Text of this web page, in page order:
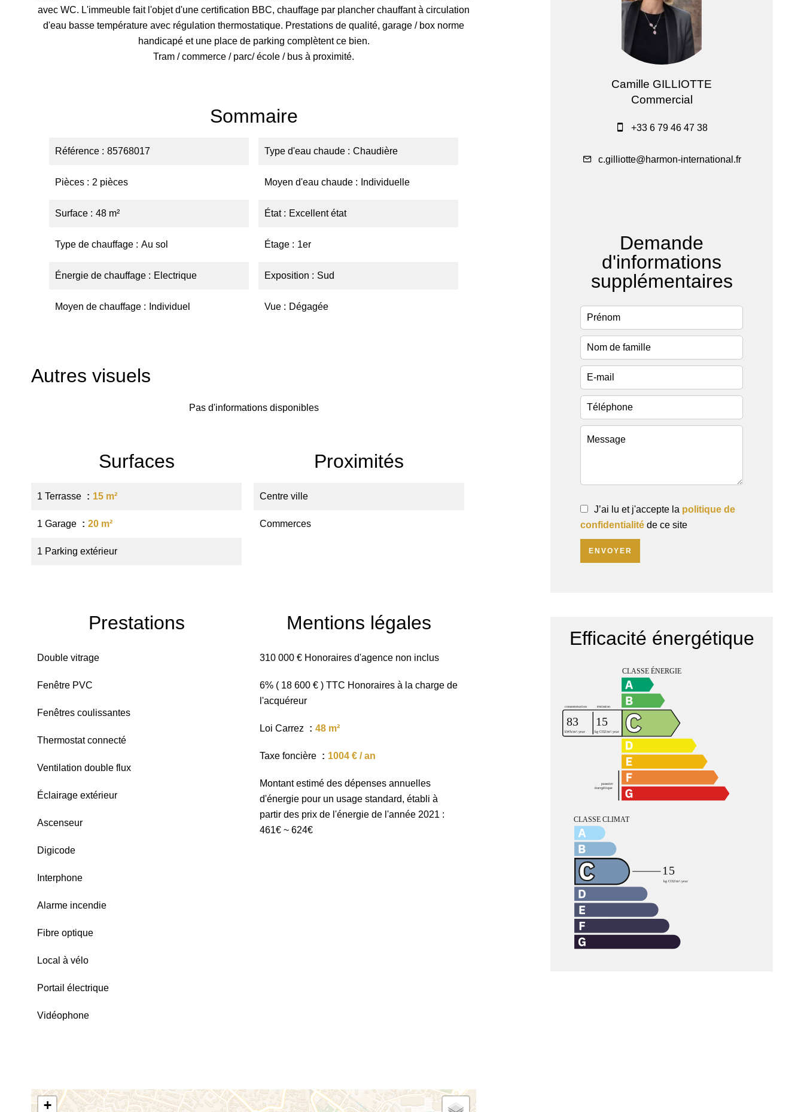
avec WC. L'immeuble fait l'objet d'une certification BBC, chauffage par plancher chauffant à circulation
d'eau basse température avec régulation thermostatique. Prestations de qualité, garage / box norme
handicapé et une place de parking complètent ce bien.
Tram / commerce / parc/ école / bus à proximité.
Sommaire
Référence 85768017
Pièces 2 pièces
Surface 48 m²
Type de chauffage Au sol
Énergie de chauffage Electrique
Moyen de chauffage Individuel
Type d'eau chaude Chaudière
Moyen d'eau chaude Individuelle
État Excellent état
Étage 1er
Exposition Sud
Vue Dégagée
Autres visuels
Pas d'informations disponibles
Surfaces
1 Terrasse 15 m²
1 Garage 20 m²
1 Parking extérieur
Proximités
Centre ville
Commerces
Prestations
Double vitrage
Fenêtre PVC
Fenêtres coulissantes
Thermostat connecté
Ventilation double flux
Éclairage extérieur
Ascenseur
Digicode
Interphone
Alarme incendie
Fibre optique
Local à vélo
Portail électrique
Vidéophone
Mentions légales
310 000 € Honoraires d'agence non inclus
6% ( 18 600 € ) TTC Honoraires à la charge de
l'acquéreur
Loi Carrez 48 m²
Taxe foncière 1004 € / an
Montant estimé des dépenses annuelles
d'énergie pour un usage standard, établi à
partir des prix de l'énergie de l'année 2021 :
461€ ~ 624€
+
Camille GILLIOTTE
Commercial
+33 6 79 46 47 38
c.gilliotte@harmon-international.fr
Demande
d'informations
supplémentaires
J’ai lu et j'accepte la politique de
confidentialité de ce site
ENVOYER
Efficacité énergétique